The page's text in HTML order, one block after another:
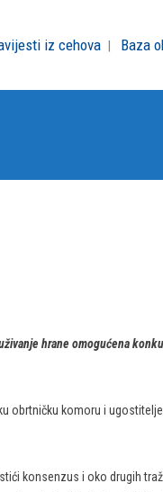
iz cehova Baza
hrane omogućena
obrtničku komoru i
konsenzus i oko drugih